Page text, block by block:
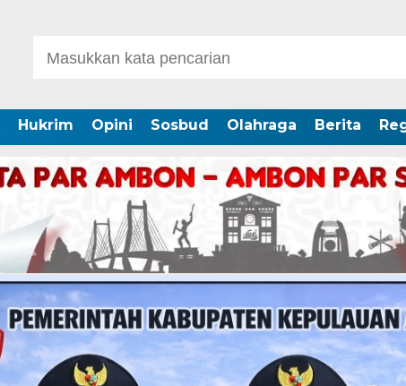
Hukrim Opini Sosbud Olahraga Berita